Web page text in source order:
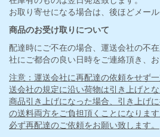
お取り寄せになる場合は、後ほどメール
商品のお受け取りについて
配達時にご不在の場合、運送会社の不
社にご都合の良い日時をご連絡頂き、お
注意：運送会社に再配達の依頼をせず
送会社の規定に沿い荷物は引き上げとな
商品引き上げになった場合、引き上げ
の送料両方をご負担頂くことになります
必ず再配達のご依頼をお願い致します。